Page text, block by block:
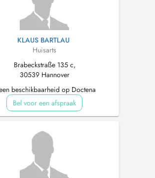
KLAUS BARTLAU
Huisarts
Brabeckstraße 135 c,
30539 Hannover
beschikbaarheid op Doctena
Bel voor een afspraak